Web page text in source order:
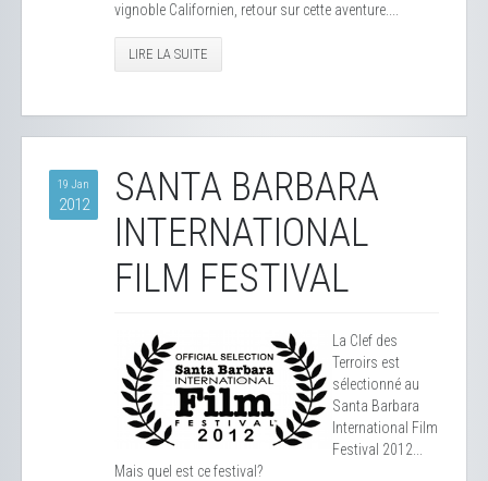
vignoble Californien, retour sur cette aventure....
LIRE LA SUITE
19 Jan
2012
SANTA BARBARA
INTERNATIONAL
FILM FESTIVAL
La Clef des
Terroirs est
sélectionné au
Santa Barbara
International Film
Festival 2012...
Mais quel est ce festival?